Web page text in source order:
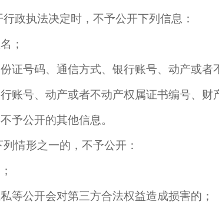
政执法决定时，不予公开下列信息：
；
证号码、通信方式、银行账号、动产或者
账号、动产或者不动产权属证书编号、财
予公开的其他信息。
情形之一的，不予公开：
等公开会对第三方合法权益造成损害的；